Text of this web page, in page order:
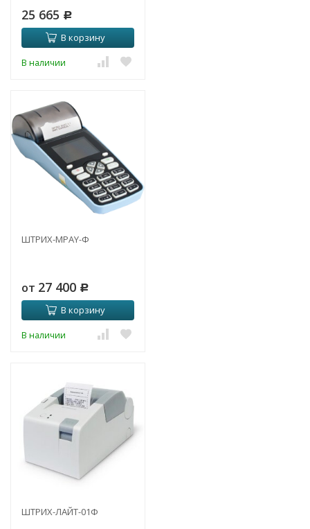
25 665 Р
В корзину
В наличии
ШТРИХ-MPAY-Ф
от 27 400 Р
В корзину
В наличии
ШТРИХ-ЛАЙТ-01Ф